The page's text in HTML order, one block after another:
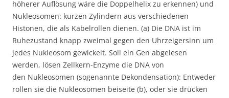
höherer Auflösung wäre die Doppelhelix zu erkennen) und
Nukleosomen: kurzen Zylindern aus verschiedenen
Histonen, die als Kabelrollen dienen. (a) Die DNA ist im
Ruhezustand knapp zweimal gegen den Uhrzeigersinn um
jedes Nukleosom gewickelt. Soll ein Gen abgelesen
werden, lösen Zellkern-Enzyme die DNA von
den Nukleosomen (sogenannte Dekondensation): Entweder
rollen sie die Nukleosomen beiseite (b), oder sie drücken